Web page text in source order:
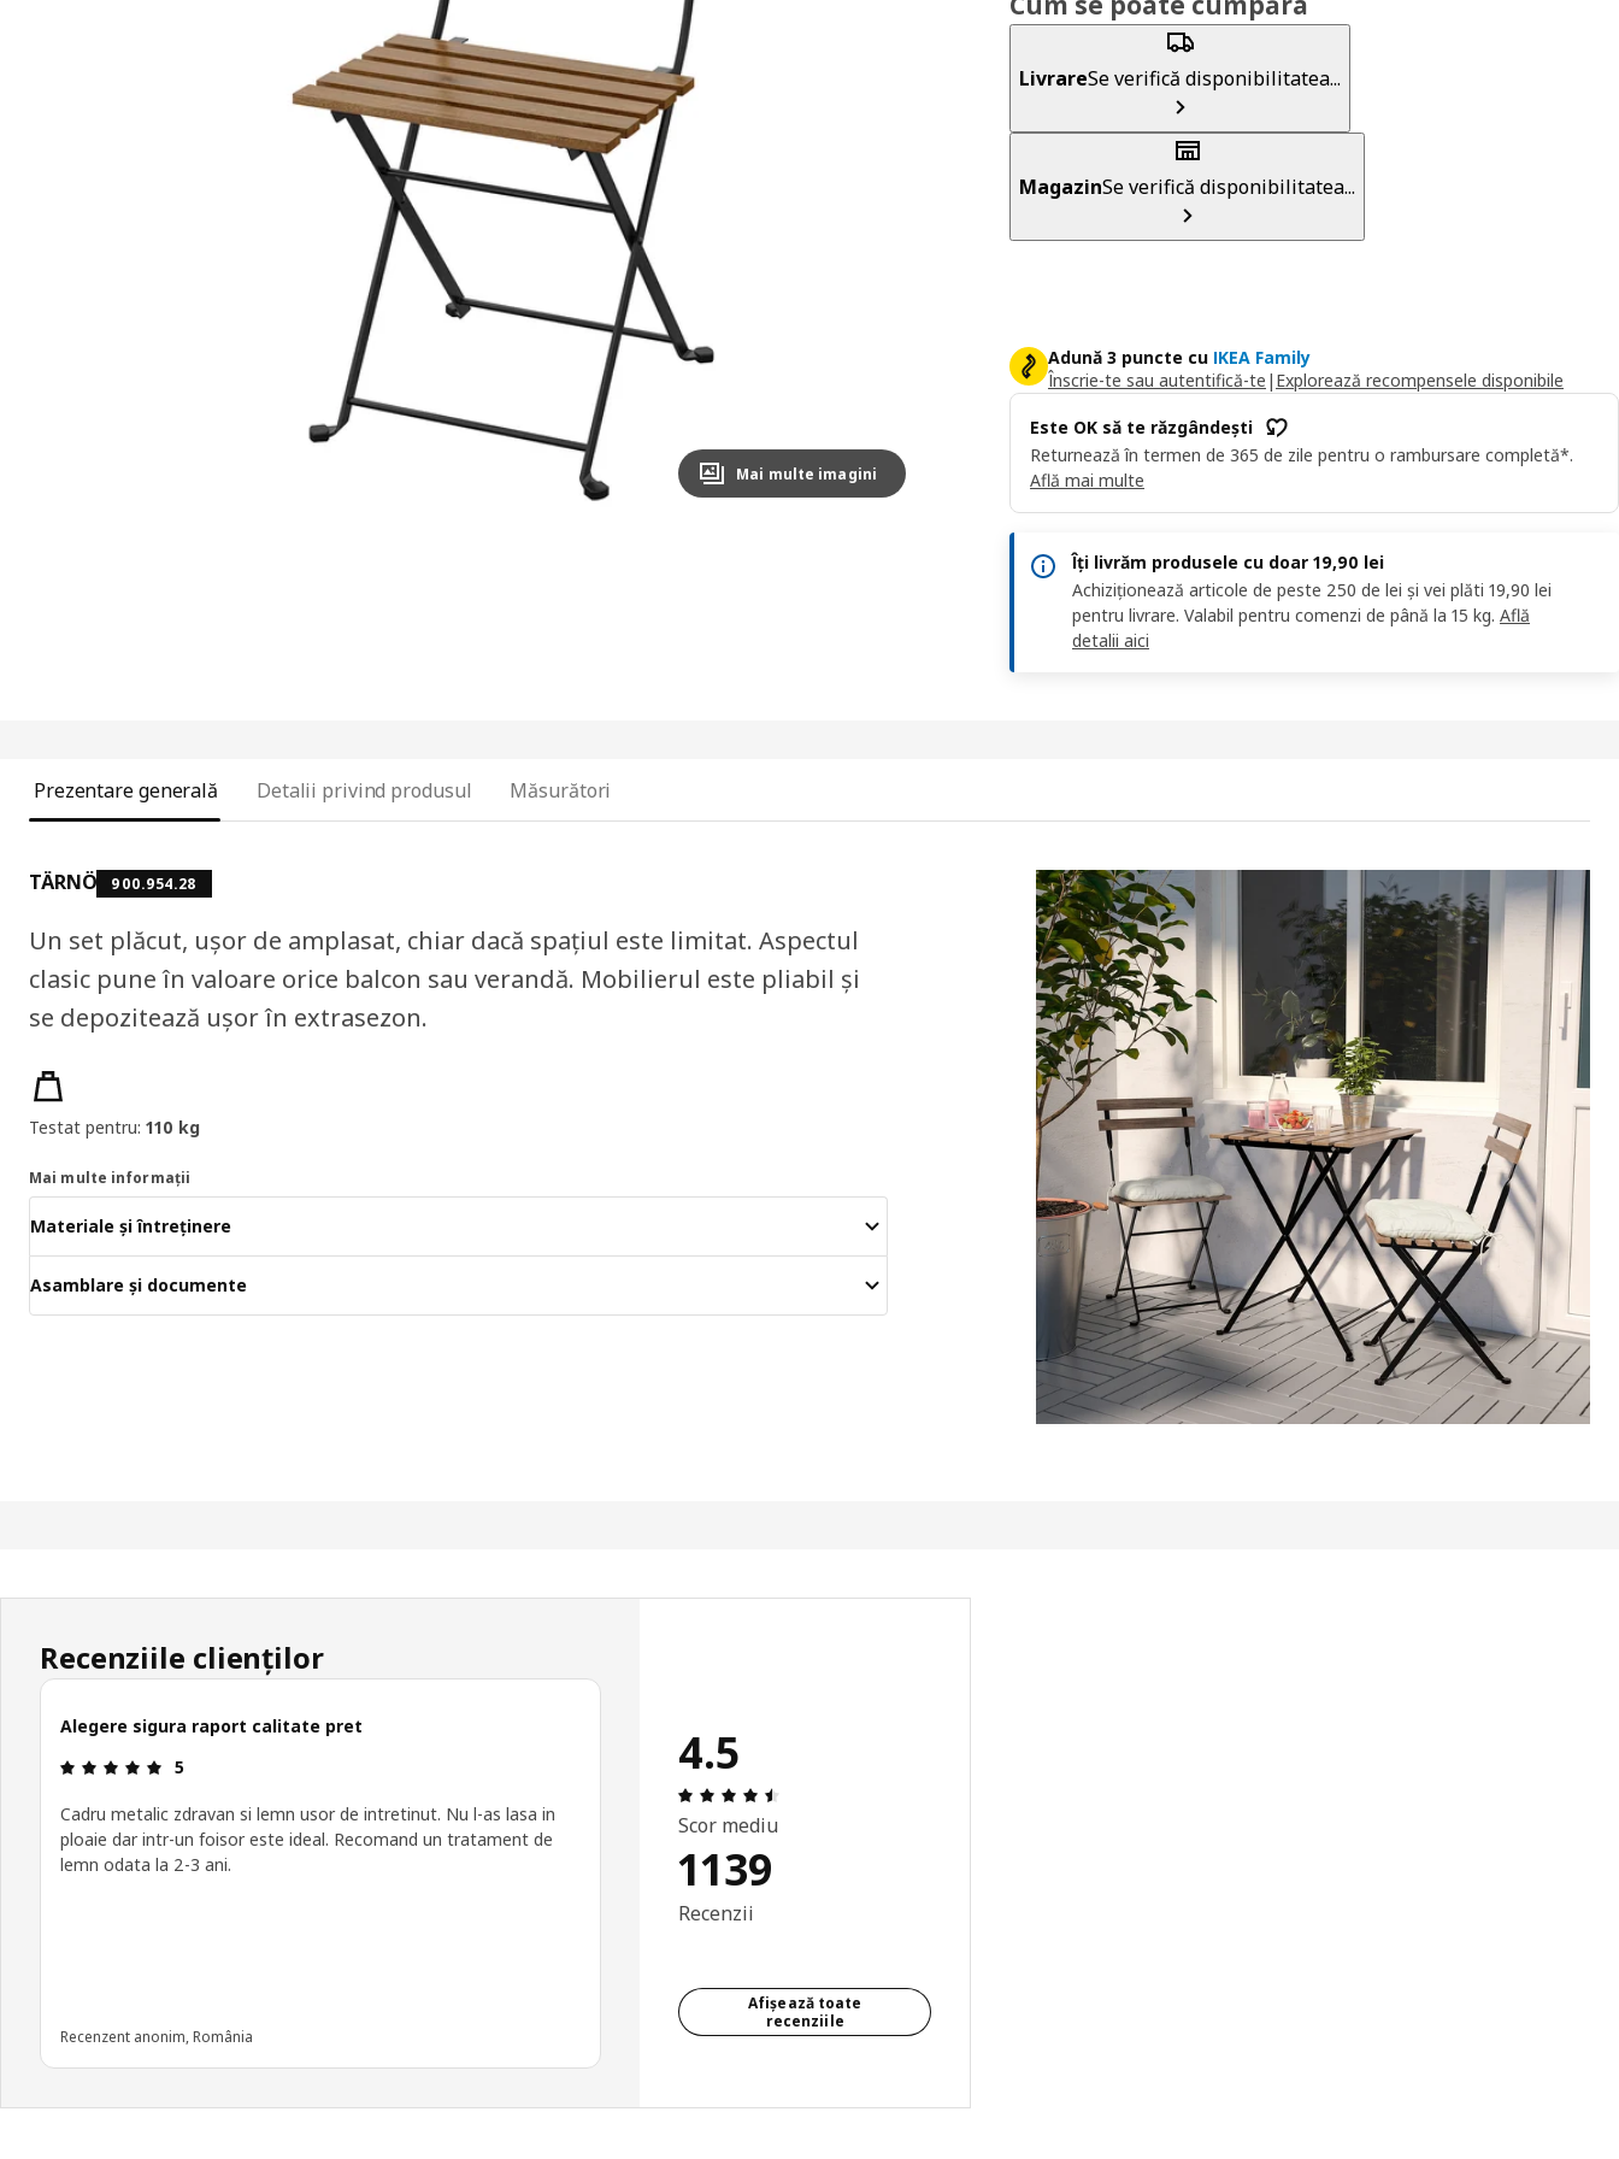
Image zoomed out, normal view
Mai multe imagini
LivrareSe verifică disponibilitatea...
MagazinSe verifică disponibilitatea...
Adună 3 puncte cu IKEA Family
Înscrie-te sau autentifică-te | Explorează recompensele disponibile
Este OK să te răzgândești
Returnează în termen de 365 de zile pentru o rambursare completă*.
Află mai multe
Îți livrăm produsele cu doar 19,90 lei
Achiziționează articole de peste 250 de lei și vei plăti 19,90 lei
pentru livrare. Valabil pentru comenzi de până la 15 kg. Află
detalii aici
Prezentare generală Detalii privind produsul Măsurători
TÄRNÖ 900.954.28
Un set plăcut, ușor de amplasat, chiar dacă spațiul este limitat. Aspectul
clasic pune în valoare orice balcon sau verandă. Mobilierul este pliabil și
se depozitează ușor în extrasezon.
Caracteristicile produselor
Testat pentru: 110 kg
Mai multe informații
Materiale și întreținere
Asamblare și documente
Recenziile clienților
Alegere sigura raport calitate pret
Prezentare generală: 5 din 5 stele
5
Cadru metalic zdravan si lemn usor de intretinut. Nu l-as lasa in
ploaie dar intr-un foisor este ideal. Recomand un tratament de
lemn odata la 2-3 ani.
Recenzent anonim, România
4.5
Scor mediu
1139
Recenzii
Afișează toate
recenziile